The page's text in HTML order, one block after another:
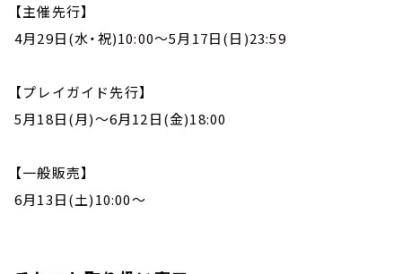
【主催先行】
4月29日(水・祝)10:00～5月17日(日)23:59
【プレイガイド先行】
5月18日(月)～6月12日(金)18:00
【一般販売】
6月13日(土)10:00～